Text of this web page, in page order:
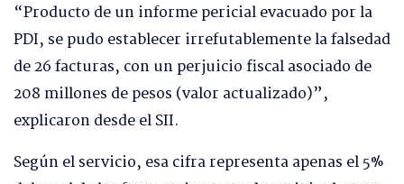
“Producto de un informe pericial evacuado por la
PDI, se pudo establecer irrefutablemente la falsedad
de 26 facturas, con un perjuicio fiscal asociado de
208 millones de pesos (valor actualizado)”,
explicaron desde el SII.
Según el servicio, esa cifra representa apenas el 5%